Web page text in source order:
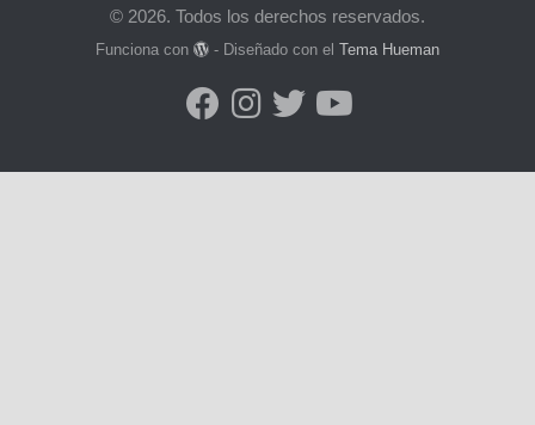
© 2026. Todos los derechos reservados.
Funciona con - Diseñado con elTema Hueman